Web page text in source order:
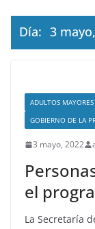
Día: 3
ADULTOS MAYORES
GOBIERNO DE LA
3 mayo, 2022
el
La Secretaría